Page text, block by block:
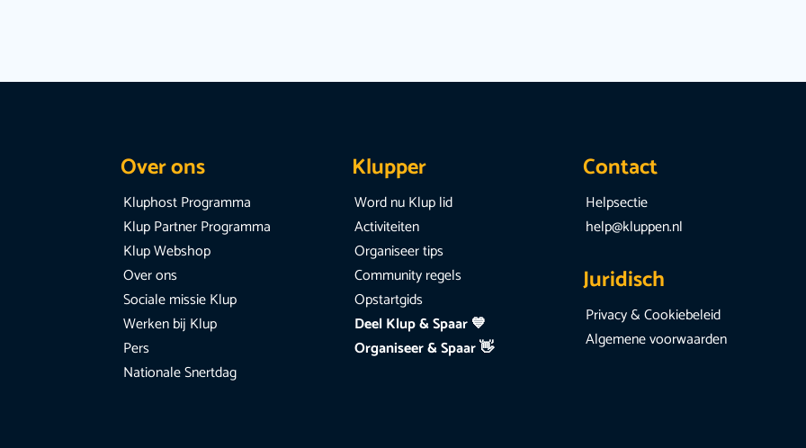
Over ons
Kluphost Programma
Klup Partner Programma
Klup Webshop
Over ons
Sociale missie Klup
Werken bij Klup
Pers
Nationale Snertdag
Klupper
Word nu Klup lid
Activiteiten
Organiseer tips
Community regels
Opstartgids
Deel Klup & Spaar 💙
Organiseer & Spaar 👋
Contact
Helpsectie
help@kluppen.nl
Juridisch
Privacy & Cookiebeleid
Algemene voorwaarden